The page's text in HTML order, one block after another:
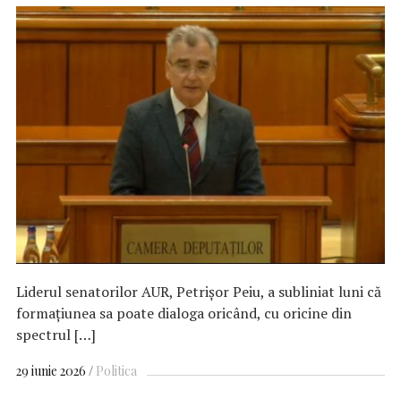
Liderul senatorilor AUR, Petrişor Peiu, a subliniat luni că
formaţiunea sa poate dialoga oricând, cu oricine din
spectrul […]
29 iunie 2026 Politica